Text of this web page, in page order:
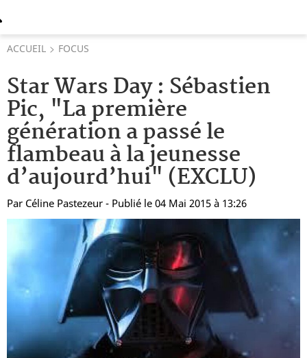
ACCUEIL FOCUS
Star Wars Day : Sébastien
Pic, "La première
génération a passé le
flambeau à la jeunesse
d’aujourd’hui" (EXCLU)
Par Céline Pastezeur - Publié le 04 Mai 2015 à 13:26